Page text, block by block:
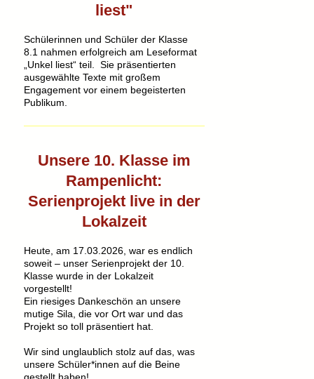
liest"
Schülerinnen und Schüler der Klasse
8.1 nahmen erfolgreich am Leseformat
„Unkel liest“ teil. Sie präsentierten
ausgewählte Texte mit großem
Engagement vor einem begeisterten
Publikum.
Unsere 10. Klasse im
Rampenlicht:
Serienprojekt live in der
Lokalzeit
Heute, am 17.03.2026, war es endlich
soweit – unser Serienprojekt der 10.
Klasse wurde in der Lokalzeit
vorgestellt!
Ein riesiges Dankeschön an unsere
mutige Sila, die vor Ort war und das
Projekt so toll präsentiert hat.
Wir sind unglaublich stolz auf das, was
unsere Schüler*innen auf die Beine